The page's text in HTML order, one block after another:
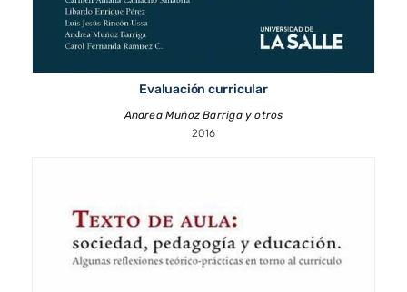
Evaluación curricular
Andrea Muñoz Barriga y otros
2016